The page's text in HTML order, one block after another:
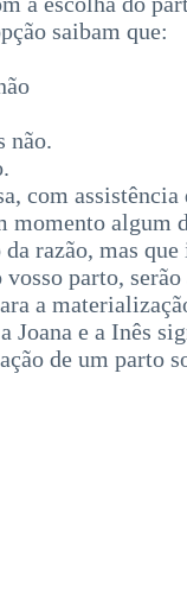
saibam que:
não.
com
momento algum
razão, mas
parto,
a
Joana e a Inês
de um parto